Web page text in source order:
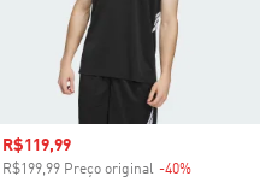
Preço com desconto
R$119,99
R$199,99 Preço original -40%